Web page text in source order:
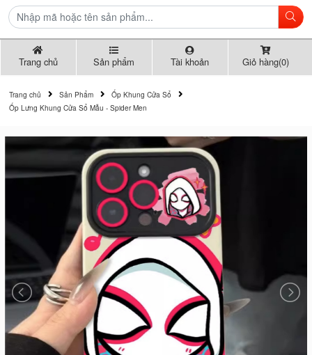
Trang chủ Sản phẩm Tài khoản Giỏ hàng(0)
Trang chủ Sản Phẩm
Ốp Khung Cửa Sổ
Ốp Lưng Khung Cửa Sổ Mẫu - Spider Men